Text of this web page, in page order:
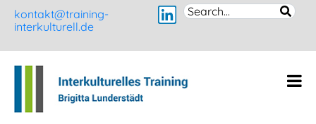
kontakt@training-
interkulturell.de